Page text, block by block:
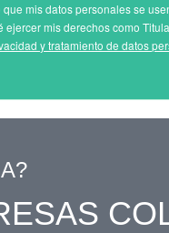
mis datos personales se
mis derechos como
y tratamiento de datos